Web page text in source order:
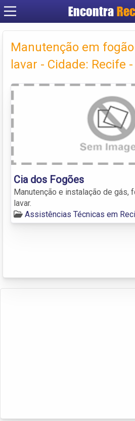
Encontra
Fazer
Criar
Manutenção em
lavar - Cidade: Recife -
Cia dos Fogões
Manutenção e instalação de gás,
lavar.
Assistências Técnicas em